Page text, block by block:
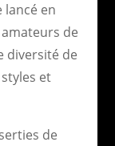
lancé en
de
diversité de
et
de